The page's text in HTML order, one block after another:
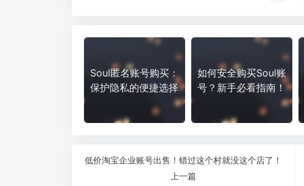
Soul匿名账号购买：
保护隐私的便捷选择
如何安全购买Soul账
号？新手必看指南！
低价淘宝企业账号出售！错过这个村就没这个店了！
上一篇